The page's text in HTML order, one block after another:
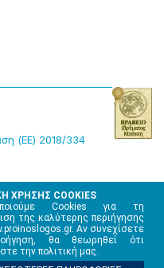
ΧΡΗΣΗΣ COOKIES
Cookies για τη
της καλύτερης περιήγησης
Αν συνεχίσετε
θα θεωρηθεί ότι
την πολιτική μας.
(ΕΕ) 2018/334
της Ηπείρου,
Μ.Η.Τ. 220242